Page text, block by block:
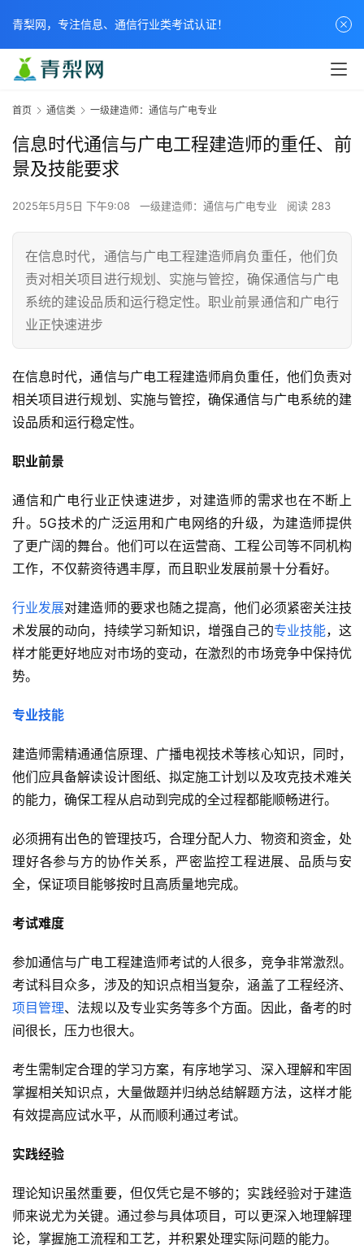
首页 通信类 一级建造师：通信与广电专业
信息时代通信与广电工程建造师的重任、前
景及技能要求
2025年5月5日 下午9:08 一级建造师：通信与广电专业 阅读 283
在信息时代，通信与广电工程建造师肩负重任，他们负
责对相关项目进行规划、实施与管控，确保通信与广电
系统的建设品质和运行稳定性。职业前景通信和广电行
业正快速进步
在信息时代，通信与广电工程建造师肩负重任，他们负责对
相关项目进行规划、实施与管控，确保通信与广电系统的建
设品质和运行稳定性。
职业前景
通信和广电行业正快速进步，对建造师的需求也在不断上
升。5G技术的广泛运用和广电网络的升级，为建造师提供
了更广阔的舞台。他们可以在运营商、工程公司等不同机构
工作，不仅薪资待遇丰厚，而且职业发展前景十分看好。
行业发展对建造师的要求也随之提高，他们必须紧密关注技
术发展的动向，持续学习新知识，增强自己的专业技能，这
样才能更好地应对市场的变动，在激烈的市场竞争中保持优
势。
专业技能
建造师需精通通信原理、广播电视技术等核心知识，同时，
他们应具备解读设计图纸、拟定施工计划以及攻克技术难关
的能力，确保工程从启动到完成的全过程都能顺畅进行。
必须拥有出色的管理技巧，合理分配人力、物资和资金，处
理好各参与方的协作关系，严密监控工程进展、品质与安
全，保证项目能够按时且高质量地完成。
考试难度
参加通信与广电工程建造师考试的人很多，竞争非常激烈。
考试科目众多，涉及的知识点相当复杂，涵盖了工程经济、
项目管理、法规以及专业实务等多个方面。因此，备考的时
间很长，压力也很大。
考生需制定合理的学习方案，有序地学习、深入理解和牢固
掌握相关知识点，大量做题并归纳总结解题方法，这样才能
有效提高应试水平，从而顺利通过考试。
实践经验
理论知识虽然重要，但仅凭它是不够的；实践经验对于建造
师来说尤为关键。通过参与具体项目，可以更深入地理解理
论，掌握施工流程和工艺，并积累处理实际问题的能力。
青梨网，专注信息、通信行业类考试认证！